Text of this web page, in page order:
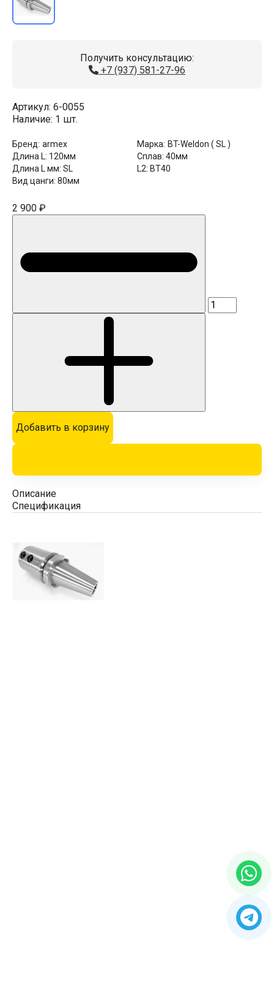
Получить консультацию:
+7 (937) 581-27-96
Артикул: 6-0055
Наличие: 1 шт.
Бренд: armex Марка: BT-Weldon ( SL )
Длина L: 120мм Сплав: 40мм
Длина L мм: SL L2: BT40
Вид цанги: 80мм
2 900 ₽
Добавить в корзину
Описание
Спецификация